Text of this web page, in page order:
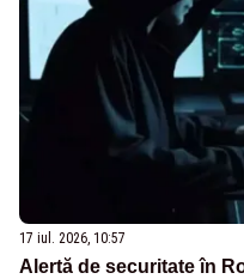
17 iul. 2026, 10:57
Alertă de securitate în